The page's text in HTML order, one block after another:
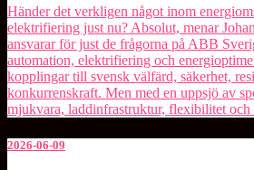
Johan
Granström
Händer det verkligen något inom
elektrifiering just nu? Absolut, menar
ansvarar för just de frågorna på ABB
automation, elektrifiering och
kopplingar till svensk välfärd, säkerhet,
konkurrenskraft. Men med en uppsjö av
mjukvara, laddinfrastruktur, flexibilitet
2026-06-09